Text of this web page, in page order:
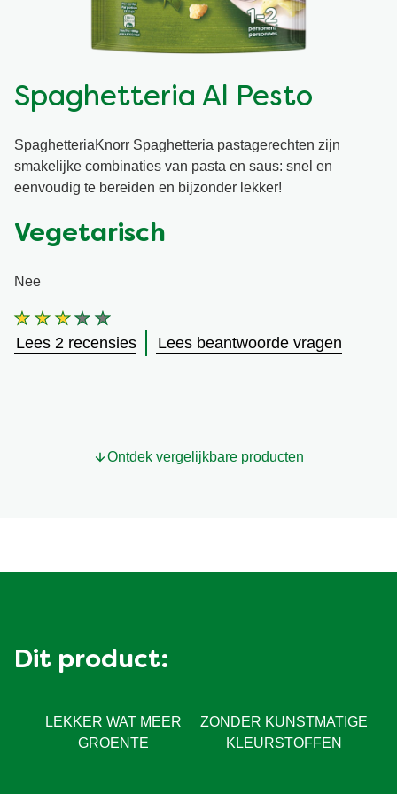
Snel en makkelijk
Vegetarisch
Wereldkeukens
Smaakmakers
Sauzen en Jus
Soepen
Kant-en-klaar
Good Snacks
Terugroepactie Basilicum Roomsaus
Spaghetteria Al Pesto
SpaghetteriaKnorr Spaghetteria pastagerechten zijn
smakelijke combinaties van pasta en saus: snel en
eenvoudig te bereiden en bijzonder lekker!
Vegetarisch
Nee
De
gemiddelde
beoordeling
Lees 2 recensies Lees beantwoorde vragen
Ontdek vergelijkbare producten
Dit product:
LEKKER WAT MEER
GROENTE
ZONDER KUNSTMATIGE
KLEURSTOFFEN